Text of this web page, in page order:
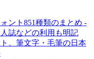
ント851種類のまとめ -
誌などの利用も明記
、筆文字・毛筆の日本